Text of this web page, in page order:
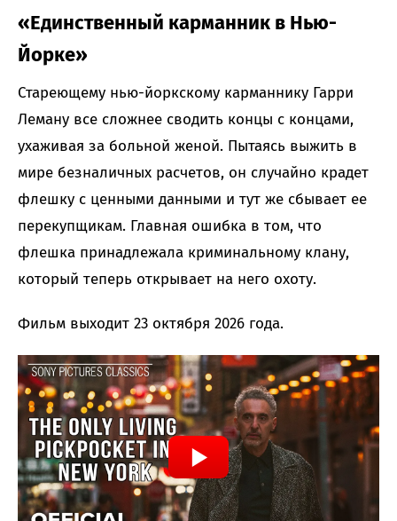
«Единственный карманник в Нью-
Йорке»
Стареющему нью-йоркскому карманнику Гарри
Леману все сложнее сводить концы с концами,
ухаживая за больной женой. Пытаясь выжить в
мире безналичных расчетов, он случайно крадет
флешку с ценными данными и тут же сбывает ее
перекупщикам. Главная ошибка в том, что
флешка принадлежала криминальному клану,
который теперь открывает на него охоту.
Фильм выходит 23 октября 2026 года.